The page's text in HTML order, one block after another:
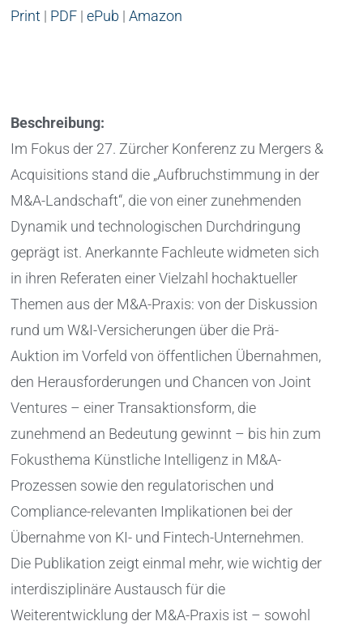
Print | PDF |ePub |Amazon
Beschreibung:
Im Fokus der 27. Zürcher Konferenz zu Mergers &
Acquisitions stand die „Aufbruchstimmung in der
M&A-Landschaft“, die von einer zunehmenden
Dynamik und technologischen Durchdringung
geprägt ist. Anerkannte Fachleute widmeten sich
in ihren Referaten einer Vielzahl hochaktueller
Themen aus der M&A-Praxis: von der Diskussion
rund um W&I-Versicherungen über die Prä-
Auktion im Vorfeld von öffentlichen Übernahmen,
den Herausforderungen und Chancen von Joint
Ventures – einer Transaktionsform, die
zunehmend an Bedeutung gewinnt – bis hin zum
Fokusthema Künstliche Intelligenz in M&A-
Prozessen sowie den regulatorischen und
Compliance-relevanten Implikationen bei der
Übernahme von KI- und Fintech-Unternehmen.
Die Publikation zeigt einmal mehr, wie wichtig der
interdisziplinäre Austausch für die
Weiterentwicklung der M&A-Praxis ist – sowohl